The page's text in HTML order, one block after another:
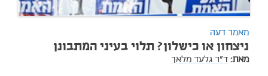
מאמר דעה
ניצחון או כישלון? תלוי בעיני המתבונן
מאת: ד"ר גלעד מלאך